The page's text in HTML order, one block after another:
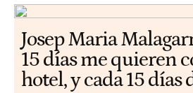
​​Josep Maria
15 días me quieren
hotel, y cada 15 días